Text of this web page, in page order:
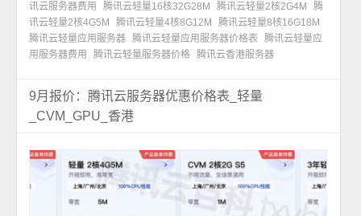
讯云服务器费用
腾讯云轻量16核32G28M 腾讯云轻量2核2G4M
腾
讯云轻量2核4G5M
腾讯云轻量4核8G12M
腾讯云轻量8核16G18M
腾讯云轻量应用服务器 腾讯云轻量应用服务器价格表
腾讯云轻量应
用服务器费用
腾讯云轻量服务器价格 腾讯云香港服务器
9月报价：腾讯云服务器优惠价格表_轻量
_CVM_GPU_香港